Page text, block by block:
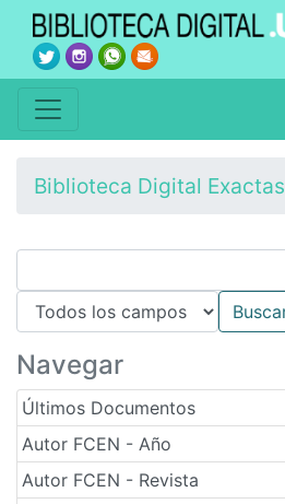
Biblioteca Digital Exactas
Navegar
Últimos Documentos
Autor FCEN - Año
Autor FCEN - Revista